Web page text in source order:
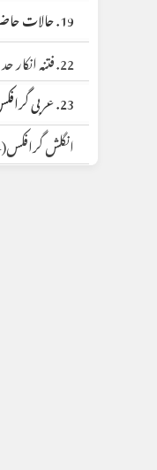
19. حالات حاضرہ
22. فتنہ انکار حدیث
23. عربی گرافکس
انگلش گرافکس(154)